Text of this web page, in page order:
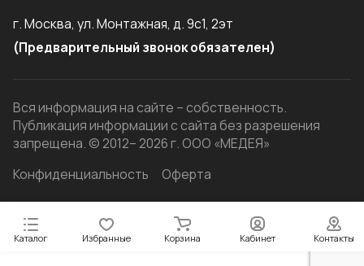
Каталог Избранные Корзина Кабинет Контакты
г. Москва, ул. Монтажная, д. 9с1, 2эт
(Предварительный звонок обязателен)
Вся информация на сайте – собственность.
Публикация информации с сайта без разрешения
запрещена. © 2012– 2026 г. ООО «МЕДЕЯ»
Конфиденциальность
Оферта